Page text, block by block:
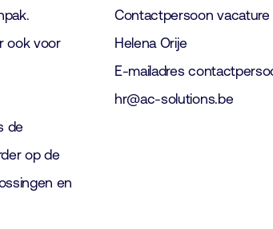
ook voor
de
op de
en
Contactpersoon vacature
Helena Orije
E-mailadres
hr@ac-solutions.be